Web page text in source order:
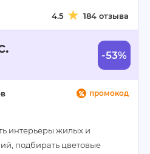
4.5 184 отзыва
-53%
промокод
интерьеры жилых и
подбирать цветовые